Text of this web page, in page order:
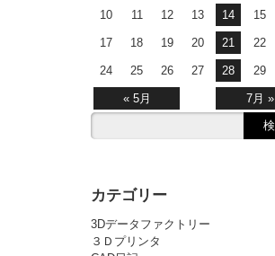
« 5月 7月 »
10 11 12 13 14 15
17 18 19 20 21 22
24 25 26 27 28 29
カテゴリー
3Dデータファクトリー
３Ｄプリンタ